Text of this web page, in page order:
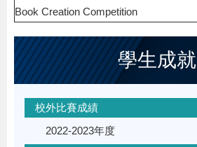
Book Creation Competition
學生成就
校外比賽成績
2022-2023年度